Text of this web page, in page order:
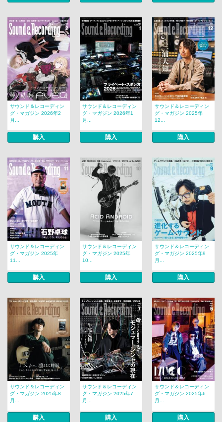
サウンド＆レコーディン
グ・マガジン 2026年2
月...
購入
サウンド＆レコーディン
グ・マガジン 2026年1
月...
購入
サウンド＆レコーディン
グ・マガジン 2025年
12...
購入
サウンド＆レコーディン
グ・マガジン 2025年
11...
購入
サウンド＆レコーディン
グ・マガジン 2025年
10...
購入
サウンド＆レコーディン
グ・マガジン 2025年9
月...
購入
サウンド＆レコーディン
グ・マガジン 2025年8
月...
購入
サウンド＆レコーディン
グ・マガジン 2025年7
月...
購入
サウンド＆レコーディン
グ・マガジン 2025年6
月...
購入